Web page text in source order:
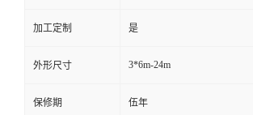
加工定制 是
外形尺寸 3*6m-24m
保修期 伍年